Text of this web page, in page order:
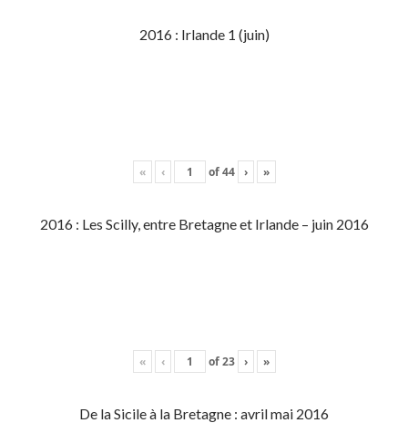
2016 : Irlande 1 (juin)
« ‹ of44 › »
2016 : Les Scilly, entre Bretagne et Irlande – juin 2016
« ‹ of23 › »
De la Sicile à la Bretagne : avril mai 2016